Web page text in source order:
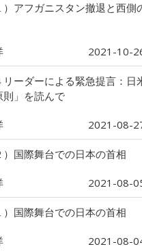
）アフガニスタン撤退と西側
2021-10-
リーダーによる緊急提言：日
則」を読んで
2021-08-
）国際舞台での日本の首相
2021-08-
）国際舞台での日本の首相
2021-08-